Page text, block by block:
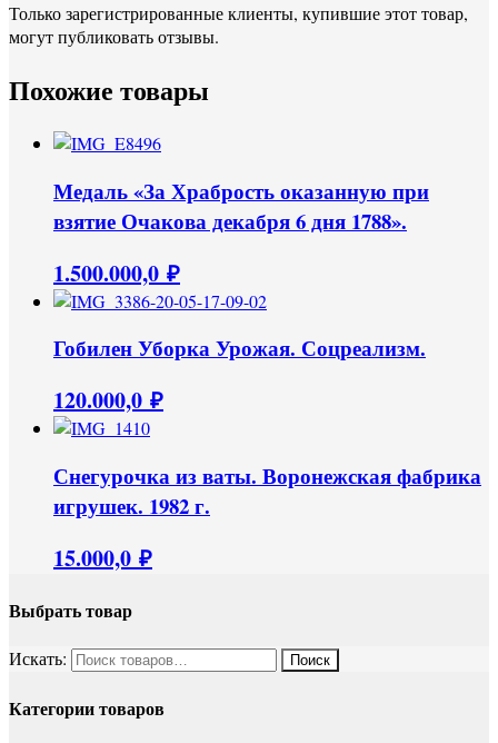
Только зарегистрированные клиенты, купившие этот товар,
могут публиковать отзывы.
Похожие товары
Медаль «За Храбрость оказанную при
взятие Очакова декабря 6 дня 1788».
1.500.000,0 ₽
Гобилен Уборка Урожая. Соцреализм.
120.000,0 ₽
Снегурочка из ваты. Воронежская фабрика
игрушек. 1982 г.
15.000,0 ₽
Выбрать товар
Искать:
Категории товаров